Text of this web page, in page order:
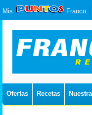
Mis Franco
Ofertas Recetas